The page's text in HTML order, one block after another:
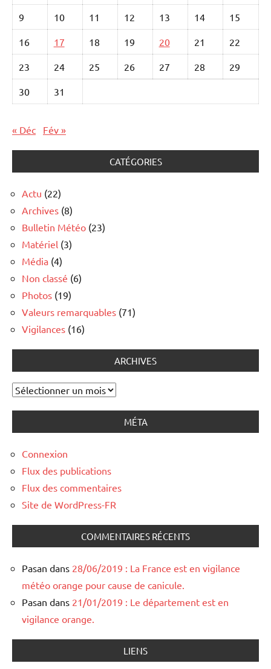
9 10 11 12 13 14 15
16 17 18 19 20 21 22
23 24 25 26 27 28 29
30 31
« Déc Fév »
CATÉGORIES
Actu (22)
Archives (8)
Bulletin Météo (23)
Matériel (3)
Média (4)
Non classé (6)
Photos (19)
Valeurs remarquables (71)
Vigilances (16)
ARCHIVES
Archives
MÉTA
Connexion
Flux des publications
Flux des commentaires
Site de WordPress-FR
COMMENTAIRES RÉCENTS
Pasan dans 28/06/2019 : La France est en vigilance
météo orange pour cause de canicule.
Pasan dans 21/01/2019 : Le département est en
vigilance orange.
LIENS